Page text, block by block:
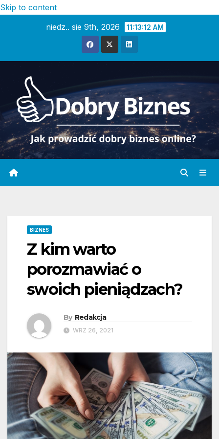
Skip to content
niedz.. sie 9th, 2026
11:13:14 AM
BIZNES
Z kim warto
porozmawiać o
swoich pieniądzach?
By Redakcja
WRZ 26, 2021